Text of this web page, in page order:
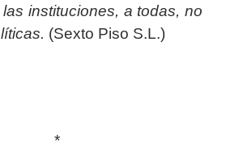
instituciones, a todas, no
(Sexto Piso S.L.)
*